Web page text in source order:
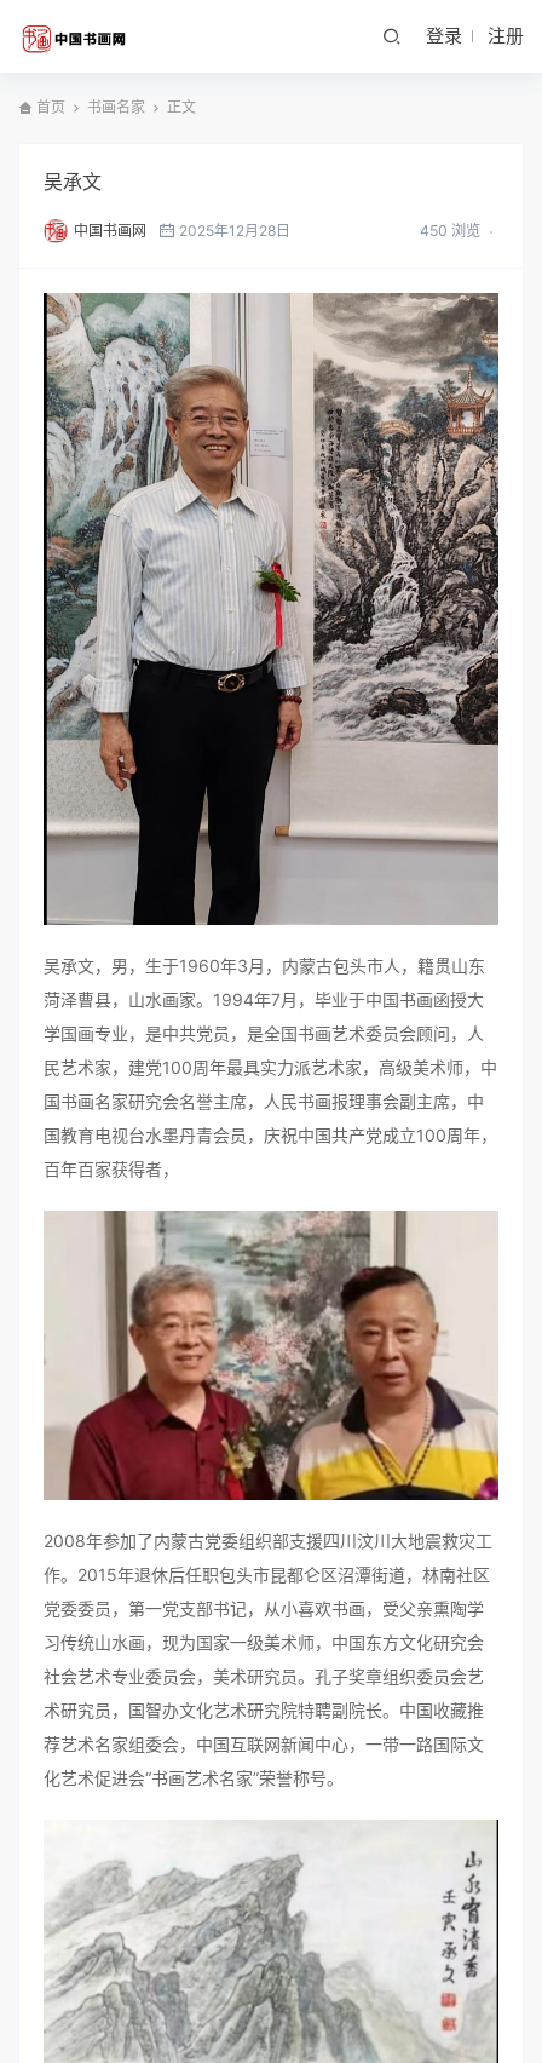
登录 注册
首页 书画名家 正文
吴承文
中国书画网 2025年12月28日 450 浏览
吴承文，男，生于1960年3月，内蒙古包头市人，籍贯山东
菏泽曹县，山水画家。1994年7月，毕业于中国书画函授大
学国画专业，是中共党员，是全国书画艺术委员会顾问，人
民艺术家，建党100周年最具实力派艺术家，高级美术师，中
国书画名家研究会名誉主席，人民书画报理事会副主席，中
国教育电视台水墨丹青会员，庆祝中国共产党成立100周年，
百年百家获得者，
2008年参加了内蒙古党委组织部支援四川汶川大地震救灾工
作。2015年退休后任职包头市昆都仑区沼潭街道，林南社区
党委委员，第一党支部书记，从小喜欢书画，受父亲熏陶学
习传统山水画，现为国家一级美术师，中国东方文化研究会
社会艺术专业委员会，美术研究员。孔子奖章组织委员会艺
术研究员，国智办文化艺术研究院特聘副院长。中国收藏推
荐艺术名家组委会，中国互联网新闻中心，一带一路国际文
化艺术促进会“书画艺术名家”荣誉称号。